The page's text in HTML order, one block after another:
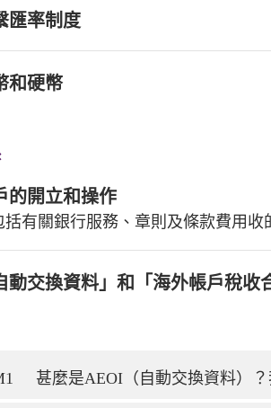
匯率制度
和硬幣
的開立和操作
括有關銀行服務、章則及條款費用收
動交換資料」和「海外帳戶稅收
甚麼是AEOI（自動交換資料）